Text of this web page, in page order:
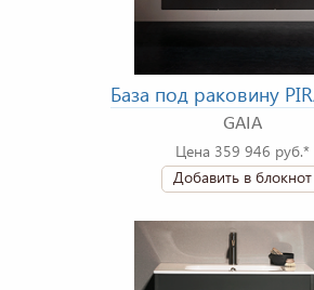
База под раковину
GAIA
Цена 359 946 руб.*
Добавить в блокнот